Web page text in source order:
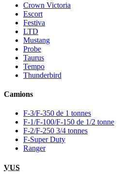
Crown Victoria
Escort
Festiva
LTD
Mustang
Probe
Taurus
Tempo
Thunderbird
Camions
F-3/F-350 de 1 tonnes
F-1/F-100/F-150 de 1/2 tonne
F-2/F-250 3/4 tonnes
F-Super Duty
Ranger
VUS